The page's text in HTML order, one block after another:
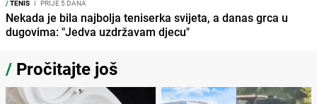
/TENIS I PRIJE 5 DANA
Nekada je bila najbolja teniserka svijeta, a danas grca u
dugovima: "Jedva uzdržavam djecu"
/ Pročitajte još